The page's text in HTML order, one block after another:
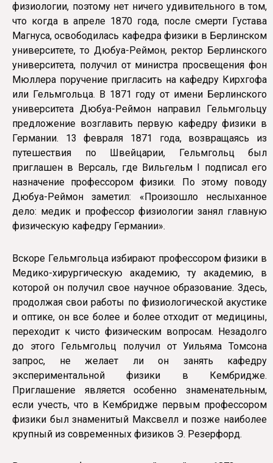
физиологии, поэтому нет ничего удивительного в том,
что когда в апреле 1870 года, после смерти Густава
Магнуса, освободилась кафедра физики в Берлинском
университете, то Дюбуа-Реймон, ректор Берлинского
университета, получил от министра просвещения фон
Мюллера поручение пригласить на кафедру Кирхгофа
или Гельмгольца. В 1871 году от имени Берлинского
университета Дюбуа-Реймон направил Гельмгольцу
предложение возглавить первую кафедру физики в
Германии. 13 февраля 1871 года, возвращаясь из
путешествия по Швейцарии, Гельмгольц был
приглашен в Версаль, где Вильгельм I подписал его
назначение профессором физики. По этому поводу
Дюбуа-Реймон заметил: «Произошло неслыханное
дело: медик и профессор физиологии занял главную
физическую кафедру Германии».
Вскоре Гельмгольца избирают профессором физики в
Медико-хирургическую академию, ту академию, в
которой он получил свое научное образование. Здесь,
продолжая свои работы по физиологической акустике
и оптике, он все более и более отходит от медицины,
переходит к чисто физическим вопросам. Незадолго
до этого Гельмгольц получил от Уильяма Томсона
запрос, не желает ли он занять кафедру
экспериментальной физики в Кембридже.
Приглашение является особенно знаменательным,
если учесть, что в Кембридже первым профессором
физики был знаменитый Максвелл и позже наиболее
крупный из современных физиков Э. Резерфорд.